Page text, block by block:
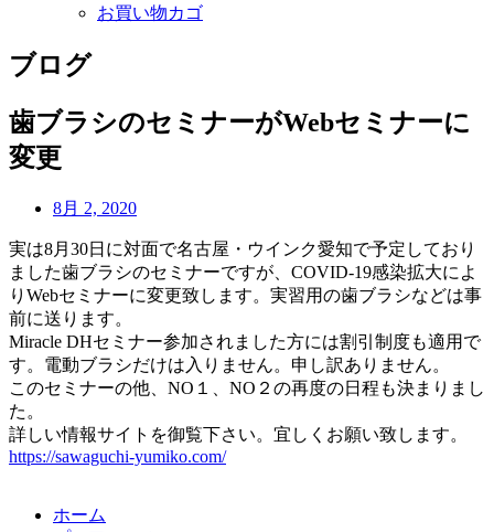
お買い物カゴ
ブログ
歯ブラシのセミナーがWebセミナーに
変更
8月 2, 2020
実は8月30日に対面で名古屋・ウインク愛知で予定しており
ました歯ブラシのセミナーですが、COVID-19感染拡大によ
りWebセミナーに変更致します。実習用の歯ブラシなどは事
前に送ります。
Miracle DHセミナー参加されました方には割引制度も適用で
す。電動ブラシだけは入りません。申し訳ありません。
このセミナーの他、NO１、NO２の再度の日程も決まりまし
た。
詳しい情報サイトを御覧下さい。宜しくお願い致します。
https://sawaguchi-yumiko.com/
ホーム